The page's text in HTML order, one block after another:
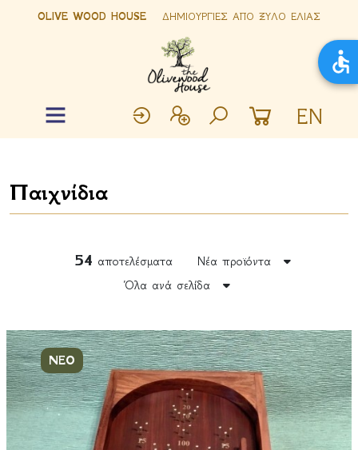
OLIVE WOOD HOUSE ΔΗΜΙΟΥΡΓΙΕΣ ΑΠΟ ΞΥΛΟ ΕΛΙΑΣ
EN
Παιχνίδια
54 αποτελέσματα
Νέα προϊόντα
Όλα ανά σελίδα
ΝΕΟ